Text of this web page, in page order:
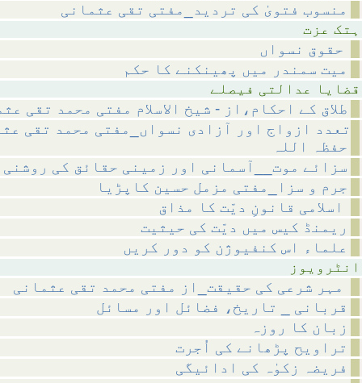
منسوب فتویٰ کی تردید_مفتی تقی عثمانی
میت سمندر میں پھینکنے کا حکم
طلاق کے احکام،از - شیخ الاسلام مفتی محمد تقی
تعدد ازواج اور آزادی نسواں_مفتی محمد تقی
حفظہ اللہ
سزائے موت__آسمانی اور زمینی حقائق کی
جرم و سزا_مفتی مزمل حسین کاپڑیا
ریمنڈ کیس میں دیّت کی حیثیت
علماء اس کنفیوژن کو دور کریں
قربانی _ تاریخ، فضائل اور مسائل
زبان کا روزہ
تراویح پڑھانے کی اُجرت
فریضہ زکوٰہ کی ادائیگی